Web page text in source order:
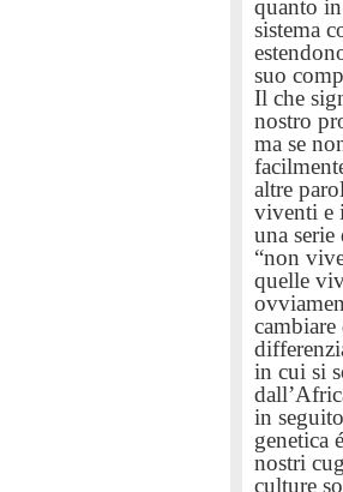
quanto
sistema
suo
Il che
nostro
ma se
altre
viventi e
una
“non
quelle
cambiare
in cui si
in
genetica
nostri
culture